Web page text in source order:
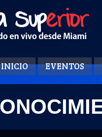
INICIO EVENTOS